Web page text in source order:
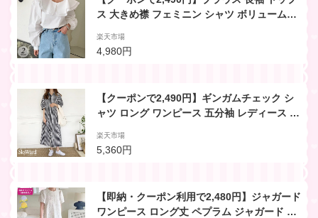
ス 大きめ襟 フェミニン シャツ ボリュームス
たり 大きめ 長め丈 可愛い カジュアル きれい
め 春 秋 冬 レディース 韓国ファッション【予
楽天市場
4,980円
【クーポンで2,490円】ギンガムチェック シ
ャツ ロング ワンピース 五分袖 レディース 可
可愛い 春 夏 ゆったり ビッグシルエット オー
バーサイズ マキシ ロングワンピ チェック柄
楽天市場
5,360円
【即納・クーポン利用で2,480円】ジャガード
ワンピース ロング丈 ペプラム ジャガード ワ